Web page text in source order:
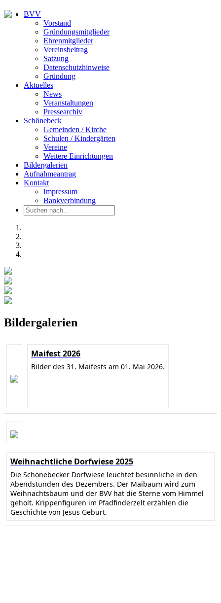
BVV
Vorstand
Gründungsmitglieder
Ehrenmitglieder
Vereinsbeitrag
Satzung
Datenschutzhinweise
Gründung
Aktuelles
News
Veranstaltungen
Pressearchiv
Schönebeck
Gemeinden / Kirche
Schulen / Kindergärten
Vereine
Weitere Einrichtungen
Bildergalerien
Aufnahmeantrag
Kontakt
Impressum
Bankverbindung
Bildergalerien
Maifest 2026
Bilder des 31. Maifests am 01. Mai 2026.
Weihnachtliche Dorfwiese 2025
Die Schönebecker Dorfwiese leuchtet besinnliche in den
Abendstunden des Dezembers. Der Maibaum wird zum
Weihnachtsbaum und der BVV hat die Sterne vom Himmel
geholt. Krippenfiguren im Pfadfinderzelt erzählen die
Geschichte von Jesus Geburt.